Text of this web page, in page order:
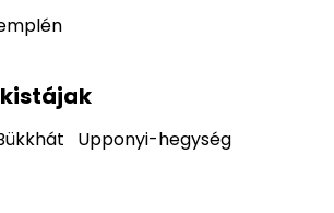
Upponyi-hegység